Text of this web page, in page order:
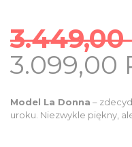
KONTAKT
INFO
3.449,00
Original
price
was:
3.449,00
3.099,00
Model La Donna –
uroku. Niezwykle piękny,